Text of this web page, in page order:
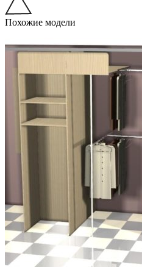
Похожие модели